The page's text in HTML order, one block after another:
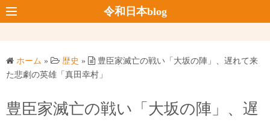
コ
ン
ツ
ス
キ
令和日本blog
ホーム » 歴史 »
豊臣家滅亡の戦い「大坂の陣」、遅れて来
た悲劇の英雄「真田幸村」
豊臣家滅亡の戦い「大坂の陣」、遅